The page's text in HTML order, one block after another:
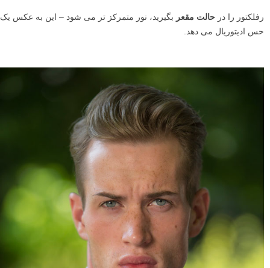
در این مطلب یک ترفند کارآمد، در زمینه عکاسی با رفلکتور، که ممکن است
برای عکاسان تازه کار مفید باشد آموزش داده می شود: آیا می دانستید شما
می توانید با خم کردن رفلکتور، کیفیت نور روی سوژه را تغییر دهید؟
حالت مقعر
بگیرید، نور متمرکز تر می شود – این به عکس یک